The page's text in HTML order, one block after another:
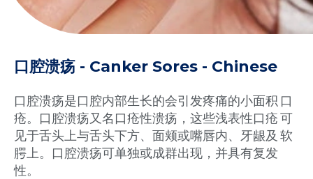
口腔溃疡 - Canker Sores - Chinese
口腔溃疡是口腔内部生长的会引发疼痛的小面积 口
疮。口腔溃疡又名口疮性溃疡，这些浅表性口疮 可
见于舌头上与舌头下方、面颊或嘴唇内、牙龈及 软
腭上。口腔溃疡可单独或成群出现，并具有复发
性。